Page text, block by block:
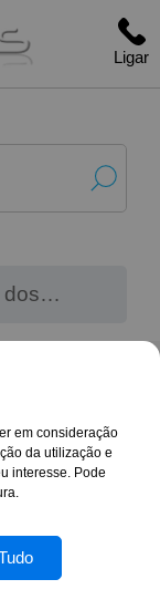
em consideração
da utilização e
interesse. Pode
Ligar
dos